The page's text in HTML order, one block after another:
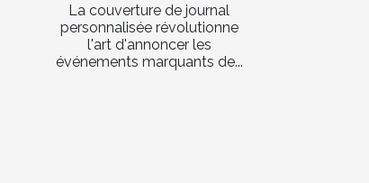
La couverture de journal
personnalisée révolutionne
l'art d'annoncer les
événements marquants de...